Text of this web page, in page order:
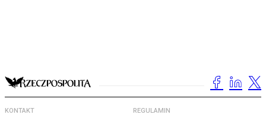
KONTAKT REGULAMIN